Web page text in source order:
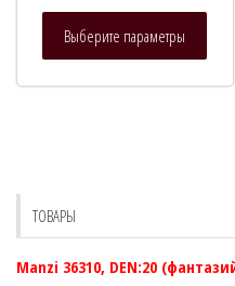
Выберите параметры
ТОВАРЫ
Manzi 36310, DEN:20